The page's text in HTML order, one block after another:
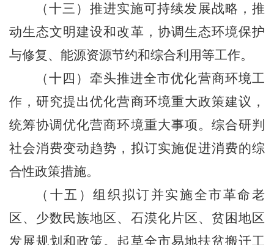
（十三）推进实施可持续发展战略，推
动生态文明建设和改革，协调生态环境保护
与修复、能源资源节约和综合利用等工作。
（十四）牵头推进全市优化营商环境工
作，研究提出优化营商环境重大政策建议，
统筹协调优化营商环境重大事项。综合研判
社会消费变动趋势，拟订实施促进消费的综
合性政策措施。
（十五）组织拟订并实施全市革命老
区、少数民族地区、石漠化片区、贫困地区
发展规划和政策。起草全市易地扶贫搬迁工